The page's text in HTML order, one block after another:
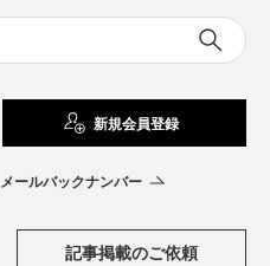
新規会員登録
メールバックナンバー
記事掲載のご依頼